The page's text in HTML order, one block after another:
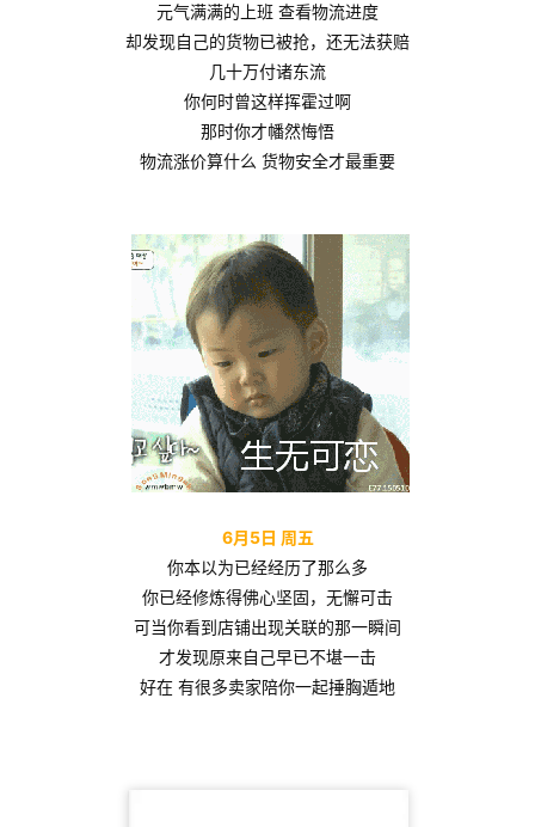
元气满满的上班 查看物流进度
却发现自己的货物已被抢，还无法获赔
几十万付诸东流
你何时曾这样挥霍过啊
那时你才幡然悔悟
物流涨价算什么 货物安全才最重要
6月5日 周五
你本以为已经经历了那么多
你已经修炼得佛心坚固，无懈可击
可当你看到店铺出现关联的那一瞬间
才发现原来自己早已不堪一击
好在 有很多卖家陪你一起捶胸遁地